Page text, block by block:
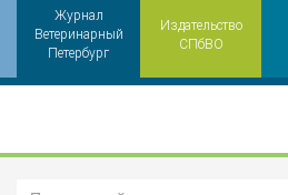
Журнал
Ветеринарный
Петербург
Издательство
СПбВО